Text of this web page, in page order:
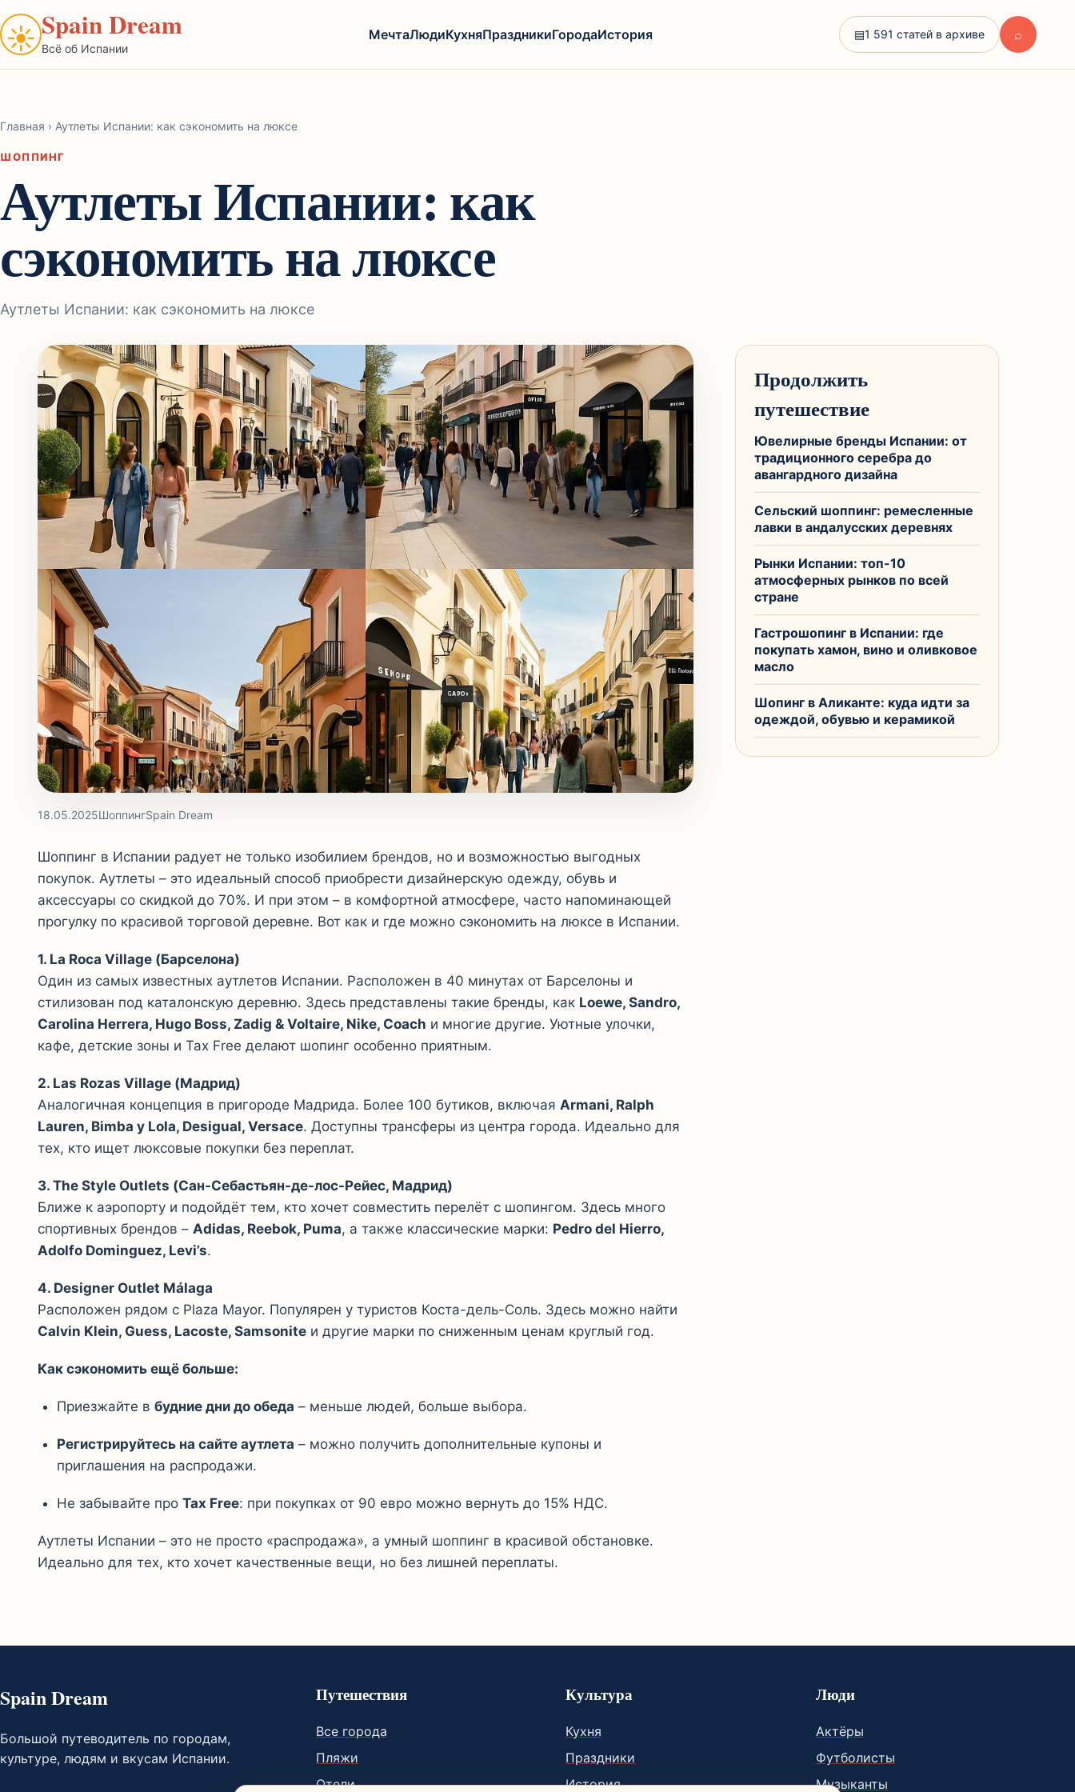
☀Spain Dream
Всё об Испании
МечтаЛюдиКухняПраздникиГородаИстория ▤1 591 статей в архиве ⌕
Главная › Аутлеты Испании: как сэкономить на люксе
ШОППИНГ
Аутлеты Испании: как
сэкономить на люксе
Аутлеты Испании: как сэкономить на люксе
18.05.2025ШоппингSpain Dream
Шоппинг в Испании радует не только изобилием брендов, но и возможностью выгодных
покупок. Аутлеты – это идеальный способ приобрести дизайнерскую одежду, обувь и
аксессуары со скидкой до 70%. И при этом – в комфортной атмосфере, часто напоминающей
прогулку по красивой торговой деревне. Вот как и где можно сэкономить на люксе в Испании.
1. La Roca Village (Барселона)
Один из самых известных аутлетов Испании. Расположен в 40 минутах от Барселоны и
стилизован под каталонскую деревню. Здесь представлены такие бренды, как Loewe, Sandro,
Carolina Herrera, Hugo Boss, Zadig & Voltaire, Nike, Coach и многие другие. Уютные улочки,
кафе, детские зоны и Tax Free делают шопинг особенно приятным.
2. Las Rozas Village (Мадрид)
Аналогичная концепция в пригороде Мадрида. Более 100 бутиков, включая Armani, Ralph
Lauren, Bimba y Lola, Desigual, Versace. Доступны трансферы из центра города. Идеально для
тех, кто ищет люксовые покупки без переплат.
3. The Style Outlets (Сан-Себастьян-де-лос-Рейес, Мадрид)
Ближе к аэропорту и подойдёт тем, кто хочет совместить перелёт с шопингом. Здесь много
спортивных брендов – Adidas, Reebok, Puma, а также классические марки: Pedro del Hierro,
Adolfo Dominguez, Levi’s.
4. Designer Outlet Málaga
Расположен рядом с Plaza Mayor. Популярен у туристов Коста-дель-Соль. Здесь можно найти
Calvin Klein, Guess, Lacoste, Samsonite и другие марки по сниженным ценам круглый год.
Как сэкономить ещё больше:
Приезжайте в будние дни до обеда – меньше людей, больше выбора.
Регистрируйтесь на сайте аутлета – можно получить дополнительные купоны и
приглашения на распродажи.
Не забывайте про Tax Free: при покупках от 90 евро можно вернуть до 15% НДС.
Аутлеты Испании – это не просто «распродажа», а умный шоппинг в красивой обстановке.
Идеально для тех, кто хочет качественные вещи, но без лишней переплаты.
Продолжить
путешествие
Ювелирные бренды Испании: от
традиционного серебра до
авангардного дизайна
Сельский шоппинг: ремесленные
лавки в андалусских деревнях
Рынки Испании: топ-10
атмосферных рынков по всей
стране
Гастрошопинг в Испании: где
покупать хамон, вино и оливковое
масло
Шопинг в Аликанте: куда идти за
одеждой, обувью и керамикой
Spain Dream
Большой путеводитель по городам,
культуре, людям и вкусам Испании.
Путешествия
Все города
Пляжи
Отели
Культура
Кухня
Праздники
История
Люди
Актёры
Футболисты
Музыканты